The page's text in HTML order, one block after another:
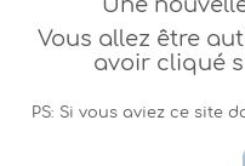
Vous allez être
avoir cliqué
PS: Si vous aviez ce site